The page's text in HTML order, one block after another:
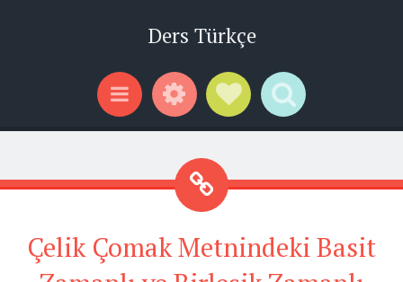
Ders Türkçe
Menu WidgetsSocial Links
Search
Çelik Çomak Metnindeki Basit